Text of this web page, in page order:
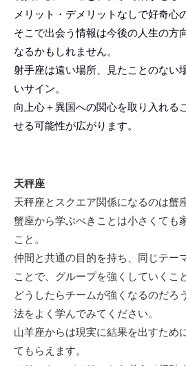
メリット・デメリットなしで好奇心
そこで出会う情報は今後の人生の方
なるかもしれません。
射手座は遠い場所、見たことのない
いサイン。
向上心＋異国への関心を取り入れる
せる可能性が広がります。
天秤座
天秤座とスクエア関係になるのは蟹
蟹座から学ぶべきことは小さくても
こと。
仲間と共通の目的を持ち、同じテー
ことで、グループを強くしていくこ
どうしたらチームが強くなるのだろ
法をよく学んでみてください。
山羊座からは現実に結果を出すため
てもらえます。